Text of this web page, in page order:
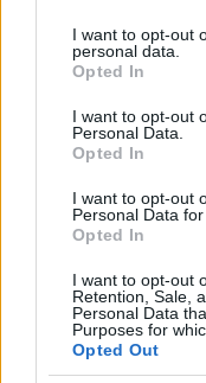
not limited to your
grant or deny
use your data for
consent section.
I want to opt-out
personal data.
Opted In
I want to opt-out
Personal Data.
Opted In
I want to opt-out
Personal Data
Opted In
I want to opt-out
Retention, Sale,
Personal Data
Purposes for
Opted Out
Sei già
Puoi
sezioneLogin
cliccandoqui
TEMI: Francesco
Residenze
Sanità Loiri
Vila